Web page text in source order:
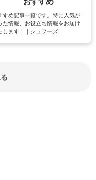
すめ記事一覧です。特に人気が
た情報、お役立ち情報をお届け
します！｜シュフーズ